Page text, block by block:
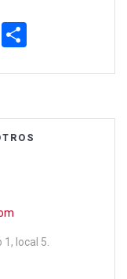
W
s
A
p
ar
local 5.